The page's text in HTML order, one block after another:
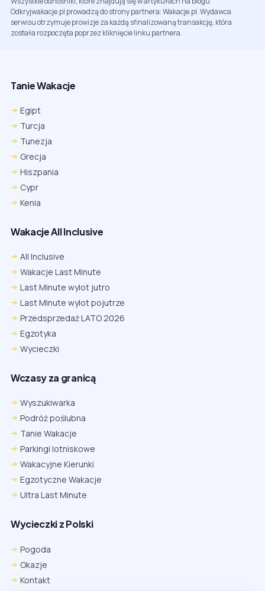
Odkryjwakacje.pl prowadzą do strony partnera: Wakacje.pl. Wydawca
serwisu otrzymuje prowizje za każdą sfinalizowaną transakcję, która
została rozpoczęta poprzez kliknięcie linku partnera.
Tanie Wakacje
Egipt
Turcja
Tunezja
Grecja
Hiszpania
Cypr
Kenia
Wakacje All Inclusive
All Inclusive
Wakacje Last Minute
Last Minute wylot jutro
Last Minute wylot pojutrze
Przedsprzedaż LATO 2026
Egzotyka
Wycieczki
Wczasy za granicą
Wyszukiwarka
Podróż poślubna
Tanie Wakacje
Parkingi lotniskowe
Wakacyjne Kierunki
Egzotyczne Wakacje
Ultra Last Minute
Wycieczki z Polski
Pogoda
Okazje
Kontakt
Firefox
Ustawienia → Prywatność i bezpieczeństwo → Pliki cookie innych
firm → ustaw „Zezwalaj”.